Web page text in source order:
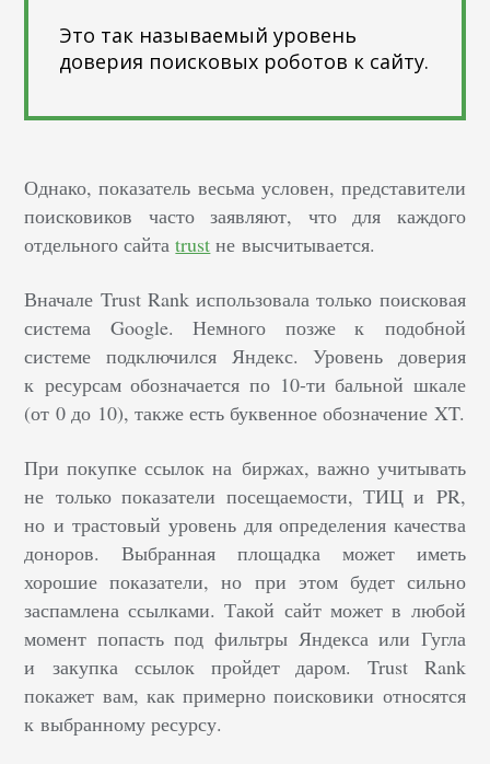
Это так называемый уровень
доверия поисковых роботов к сайту.
Однако, показатель весьма условен, представители
поисковиков часто заявляют, что для каждого
отдельного сайтаtrust не высчитывается.
Вначале Trust Rank использовала только поисковая
система Google. Немного позже к подобной
системе подключился Яндекс. Уровень доверия
к ресурсам обозначается по 10-ти бальной шкале
(от 0 до 10), также есть буквенное обозначение XT.
При покупке ссылок на биржах, важно учитывать
не только показатели посещаемости, ТИЦ и PR,
но и трастовый уровень для определения качества
доноров. Выбранная площадка может иметь
хорошие показатели, но при этом будет сильно
заспамлена ссылками. Такой сайт может в любой
момент попасть под фильтры Яндекса или Гугла
и закупка ссылок пройдет даром. Trust Rank
покажет вам, как примерно поисковики относятся
к выбранному ресурсу.